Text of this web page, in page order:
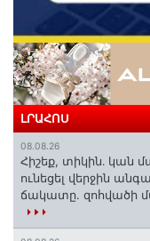
ԼՐԱՀՈՍ
08.08.26
Հիշեք, տիկին․ կան
ունեցել վերջին
ճակատը. զոհվածի